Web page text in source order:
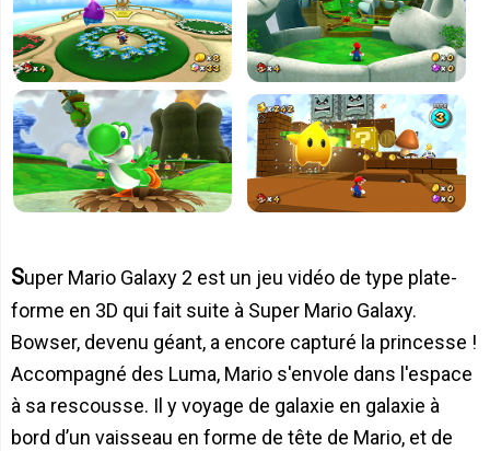
Super Mario Galaxy 2 est un jeu vidéo de type plate-
forme en 3D qui fait suite à Super Mario Galaxy.
Bowser, devenu géant, a encore capturé la princesse !
Accompagné des Luma, Mario s'envole dans l'espace
à sa rescousse. Il y voyage de galaxie en galaxie à
bord d’un vaisseau en forme de tête de Mario, et de